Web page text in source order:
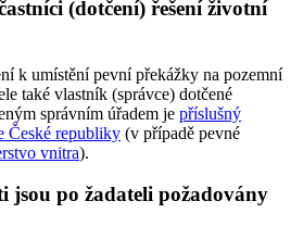
(dotčení) řešení životní
k umístění pevní překážky na pozemní
také vlastník (správce) dotčené
správním úřadem je příslušný
České republiky (v případě pevné
vnitra).
jsou po žadateli požadovány